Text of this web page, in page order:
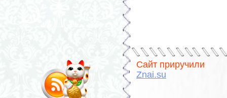
Сайт приручили
Znai.su